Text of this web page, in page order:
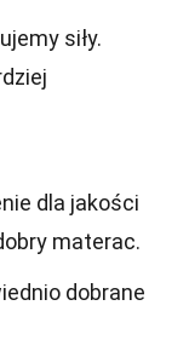
siły.
dla jakości
materac.
dobrane